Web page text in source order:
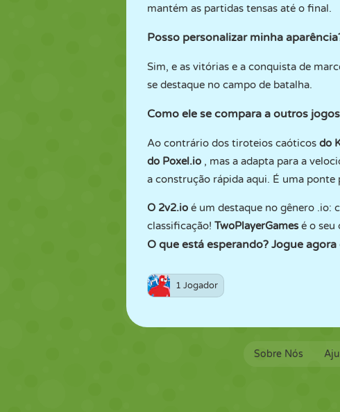
mantém as partidas tensas até o final.
Posso personalizar minha
Sim, e as vitórias e a conquista de
se destaque no campo de batalha.
Como ele se compara a outros
Ao contrário dos tiroteios caóticos do
do Poxel.io , mas a adapta para a
a construção rápida aqui. É uma ponte
O 2v2.io é um destaque no gênero .io:
classificação! TwoPlayerGamesé o seu
O que está esperando? Jogue
1 Jogador
Sobre Nós